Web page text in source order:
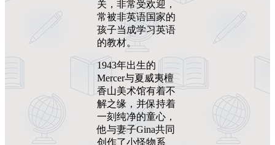
关，非常受欢迎，
常被非英语国家的
孩子当成学习英语
的教材。
1943年出生的
Mercer与夏威夷檀
香山美术馆有着不
解之缘，并保持着
一刻纯净的童心，
他与妻子Gina共同
创作了小怪物系